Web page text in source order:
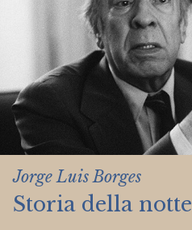
Jorge Luis Borges
Storia della notte